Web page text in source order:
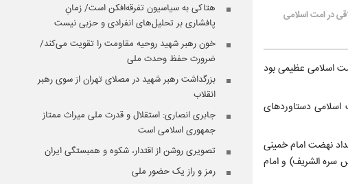
در امت اسلامی
اسلامی عظیمی بود
دستاوردهای
نهضت امام خمینی
سره الشریف) و امام
هتاکی به سیاسیون تفرقه‌افکن است/ زمانِ
پافشاری بر تحلیل‌های انفرادی و حزبی نیست
خون رهبر شهید روحیه مقاومت را تقویت می‌کند/
ضرورت حفظ وحدت ملی
بزرگداشت رهبر شهید در مصلای تهران از سوی رهبر
انقلاب
جابری انصاری:‌ استقلال و قدرت ملی میراث ممتاز
جمهوری اسلامی است
تصویری روشن از اقتدار، شکوه و همبستگی ایران
رمز و راز یک حضور ملی